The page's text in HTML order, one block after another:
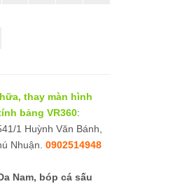
thay màn hình
bảng VR360:
1 Huỳnh Văn Bánh,
Nhuận. 0902514948
Nam, bóp cá sấu